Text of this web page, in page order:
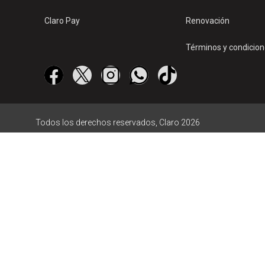
Claro Pay Renovación
Términos y
Todos los derechos reservados, Claro 2026